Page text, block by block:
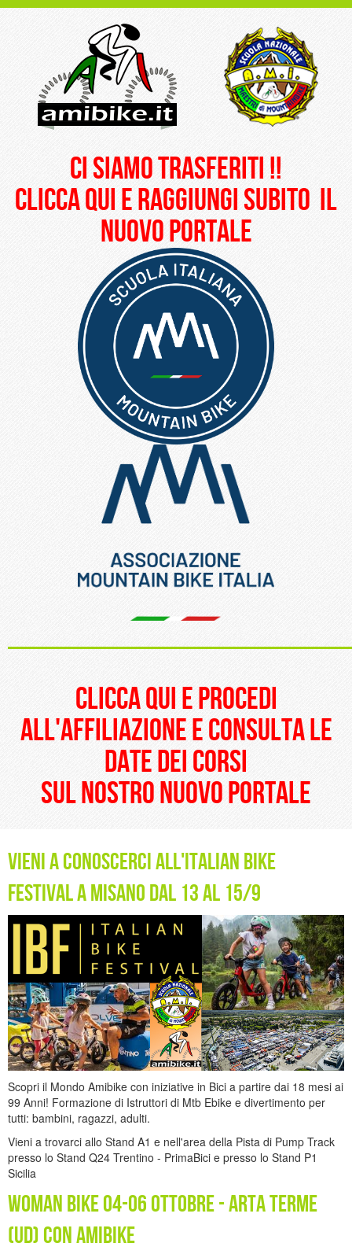
ci siamo trasferiti !!
clicca qui e raggiungi subito il
nuovo portale
clicca qui e procedi
all'affiliazione e consulta le
date dei corsi
sul nostro nuovo portale
vieni a conoscerci all'Italian Bike
Festival a Misano dal 13 al 15/9
Scopri il Mondo Amibike con iniziative in Bici a partire dai 18 mesi ai
99 Anni! Formazione di Istruttori di Mtb Ebike e divertimento per
tutti: bambini, ragazzi, adulti.
Vieni a trovarci allo Stand A1 e nell'area della Pista di Pump Track
presso lo Stand Q24 Trentino - PrimaBici e presso lo Stand P1
Sicilia
Woman Bike 04-06 ottobre - Arta Terme
(UD) con Amibike